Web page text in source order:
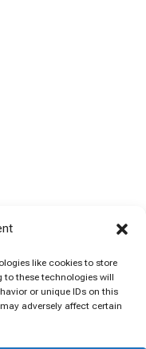
like cookies to store
to these technologies will
or unique IDs on this
adversely affect certain